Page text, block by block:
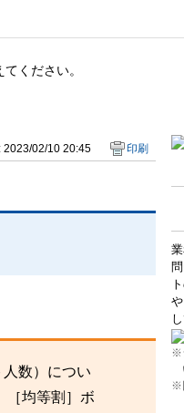
ください。
※
※
2023/02/10 20:45 印刷
数）につい
［均等割］ボ